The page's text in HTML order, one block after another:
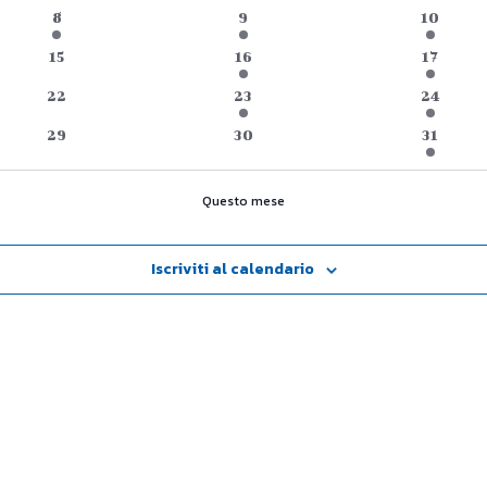
1
evento
8
1
evento
9
3
eventi
10
0
15
1
evento
16
6
eventi
17
0
22
2
eventi
23
3
eventi
24
0
29
0
30
6
eventi
31
Questo mese
Iscriviti al calendario